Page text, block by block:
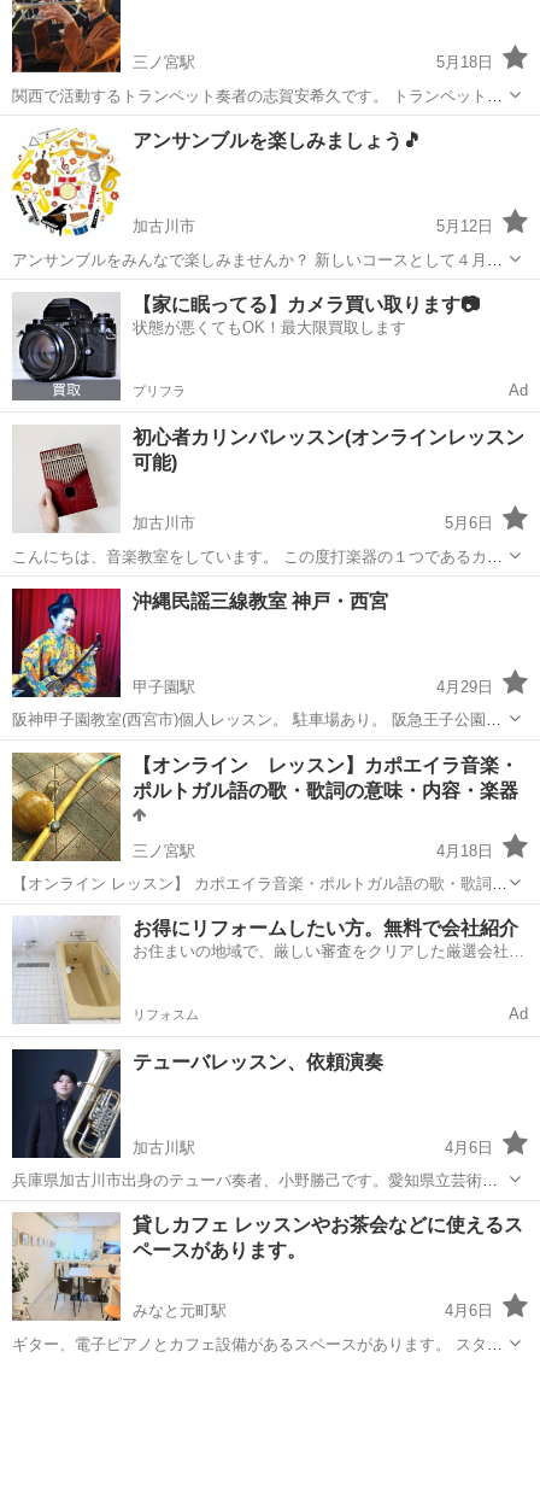
す。 グループレッスン、個人レ...
三ノ宮駅
5月18日
関西で活動するトランペット奏者の志賀安希久です。 トランペットに
欠かせない基礎を中心に、ジャズのアドリブにも対応します。 ご興味
ある方はお気軽にご連絡下さい。 レッスン料 1時間 6000円(スタジオ
代、交通費込み。主に三ノ...
兵庫 神戸市 三ノ宮駅 その他 トランペット
アンサンブルを楽しみましょう🎵
加古川市
5月12日
アンサンブルをみんなで楽しみませんか？ 新しいコースとして４月よ
り開催いたします、それぞれどの楽器でしたいか、さまざまで音楽を
奏でましょう♪ ぜひお気軽にお問い合わせ下さい。 よろしくお願い申
し上げます。
兵庫 加古川市 その他
【家に眠ってる】カメラ買い取ります📷
状態が悪くてもOK！最大限買取します
プリフラ Ad
初心者カリンバレッスン(オンラインレッスン
可能)
加古川市
5月6日
こんにちは、音楽教室をしています。 この度打楽器の１つであるカリ
ンバいうサムピアノあるいはハンドオルゴールとも言われている楽器
を使って手軽に演奏してみませんか？ オンラインレッスン可能です。
カリンバは購入していただく...
兵庫 加古川市 その他 カリンバ
沖縄民謡三線教室 神戸・西宮
甲子園駅
4月29日
阪神甲子園教室(西宮市)個人レッスン。 駐車場あり。 阪急王子公園教
室(神戸市灘区)グループレッスン・個人レッスン リモートレッスン の
3つからお選びください。 レッスン曜日、時間は要相談。 入会金無料
リアルレッスン1...
兵庫 西宮市 甲子園駅 リモート
【オンライン レッスン】カポエイラ音楽・
ポルトガル語の歌・歌詞の意味・内容・楽器
三ノ宮駅
4月18日
【オンライン レッスン】 カポエイラ音楽・ポルトガル語の歌・歌詞の
意味・内容・ビリンバウ・パンデイロ等の楽器 ブラジル発祥のカポエ
ィラ音楽を、伝統楽器、ビリンバウ（一弦楽器） パンデイロ（タン
バリン使用の打楽...
兵庫 神戸市 三ノ宮駅 カポエイラ
お得にリフォームしたい方。無料で会社紹介
お住まいの地域で、厳しい審査をクリアした厳選会社を
リフォスム Ad
テューバレッスン、依頼演奏
加古川駅
4月6日
兵庫県加古川市出身のテューバ奏者、小野勝己です。愛知県立芸術大
学音楽学部器楽科管打楽器コースを卒業し、現在関西を拠点に活動。
テューバを中心に、トロンボーンやユーフォニアムなど金管楽器全般
でのレッスンも可能です。 初心者から...
兵庫 加古川市 打楽器
貸しカフェ レッスンやお茶会などに使えるス
ペースがあります。
みなと元町駅
4月6日
ギター、電子ピアノとカフェ設備があるスペースがあります。 スタッ